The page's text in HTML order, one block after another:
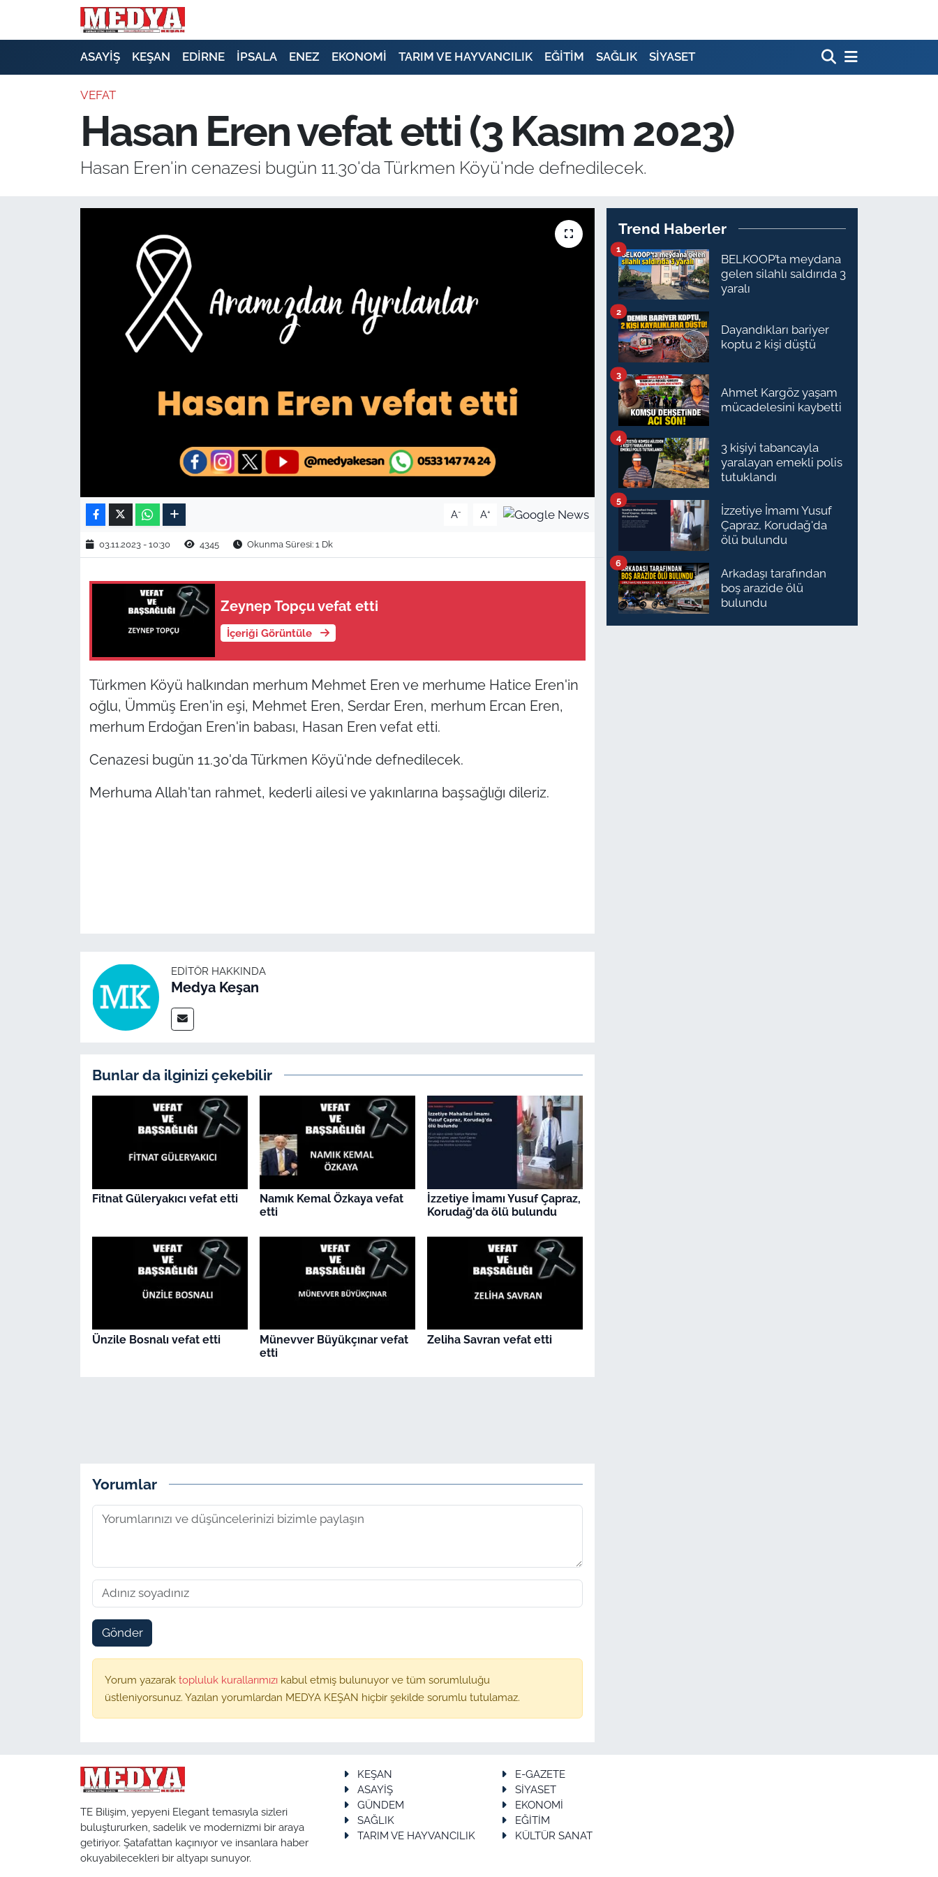
ASAYİŞ KEŞAN EDİRNE İPSALA ENEZ EKONOMİ TARIM VE HAYVANCILIK EĞİTİM SAĞLIK SİYASET
VEFAT
Hasan Eren vefat etti (3 Kasım 2023)
Hasan Eren'in cenazesi bugün 11.30'da Türkmen Köyü'nde defnedilecek.
A- A+
03.11.2023 - 10:30 4345 Okunma Süresi: 1 Dk
Zeynep Topçu vefat etti
İçeriği Görüntüle
Türkmen Köyü halkından merhum Mehmet Eren ve merhume Hatice Eren'in
oğlu, Ümmüş Eren'in eşi, Mehmet Eren, Serdar Eren, merhum Ercan Eren,
merhum Erdoğan Eren'in babası, Hasan Eren vefat etti.
Cenazesi bugün 11.30'da Türkmen Köyü'nde defnedilecek.
Merhuma Allah'tan rahmet, kederli ailesi ve yakınlarına başsağlığı dileriz.
EDITÖR HAKKINDA
Medya Keşan
Bunlar da ilginizi çekebilir
Fitnat Güleryakıcı vefat etti
Namık Kemal Özkaya vefat
etti
İzzetiye İmamı Yusuf Çapraz,
Korudağ'da ölü bulundu
Ünzile Bosnalı vefat etti
Münevver Büyükçınar vefat
etti
Zeliha Savran vefat etti
Yorumlar
Gönder
Yorum yazarak topluluk kurallarımızı kabul etmiş bulunuyor ve tüm sorumluluğu
üstleniyorsunuz. Yazılan yorumlardan MEDYA KEŞAN hiçbir şekilde sorumlu tutulamaz.
Trend Haberler
BELKOOP’ta meydana
gelen silahlı saldırıda 3
yaralı
1
Dayandıkları bariyer
koptu 2 kişi düştü
2
Ahmet Kargöz yaşam
mücadelesini kaybetti
3
3 kişiyi tabancayla
yaralayan emekli polis
tutuklandı
4
İzzetiye İmamı Yusuf
Çapraz, Korudağ'da
ölü bulundu
5
Arkadaşı tarafından
boş arazide ölü
bulundu
6
TE Bilişim, yepyeni Elegant temasıyla sizleri
buluştururken, sadelik ve modernizmi bir araya
getiriyor. Şatafattan kaçınıyor ve insanlara haber
okuyabilecekleri bir altyapı sunuyor.
KEŞAN
E-GAZETE
ASAYİŞ
SİYASET
GÜNDEM
EKONOMİ
SAĞLIK
EĞİTİM
TARIM VE HAYVANCILIK
KÜLTÜR SANAT
E-GAZETE
SİYASET
TARIM VE HAYVANCILIK
TEKİRDAĞ
KIRKLARELİ
TÜRKİYE
Bilim Teknoloji
English News
Gündem-Eğitim